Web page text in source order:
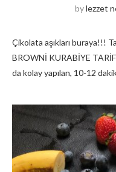
bylezzet
Çikolata aşıkları buraya!!!
BROWNİ KURABİYE
da kolay yapılan, 10-12